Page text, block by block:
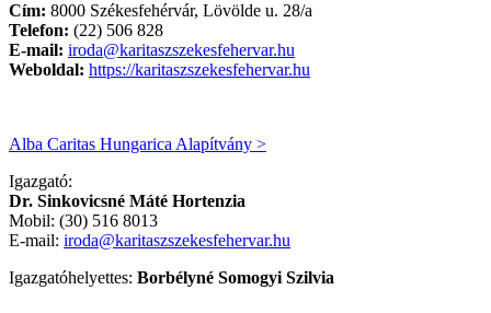
Cím: 8000 Székesfehérvár, Lövölde u. 28/a
Telefon: (22) 506 828
E-mail: iroda@karitaszszekesfehervar.hu
Weboldal: https://karitaszszekesfehervar.hu
Alba Caritas Hungarica Alapítvány >
Igazgató:
Dr. Sinkovicsné Máté Hortenzia
Mobil: (30) 516 8013
E-mail: iroda@karitaszszekesfehervar.hu
Igazgatóhelyettes: Borbélyné Somogyi Szilvia